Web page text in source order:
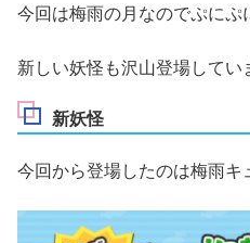
今回は梅雨の月なのでぷにぷ
新しい妖怪も沢山登場してい
新妖怪
今回から登場したのは梅雨キ